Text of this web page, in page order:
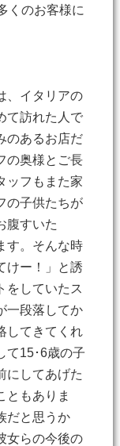
くのお客様に
、イタリアの
て訪れた人で
のあるお店だ
の奥様とご長
ッフもまた家
の子供たちが
腹すいた
す。そんな時
けー！」と誘
をしていたス
一段落してか
してきてくれ
て15･6歳の子
にしてあげた
ともありま
だと思うか
女らの今後の